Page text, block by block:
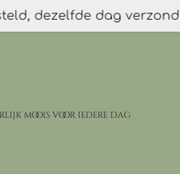
dezelfde dag
moois voor iedere dag